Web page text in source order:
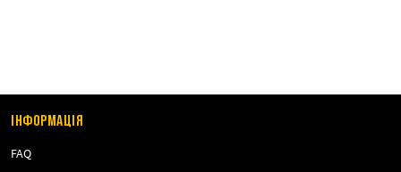
ІНФОРМАЦІЯ
FAQ